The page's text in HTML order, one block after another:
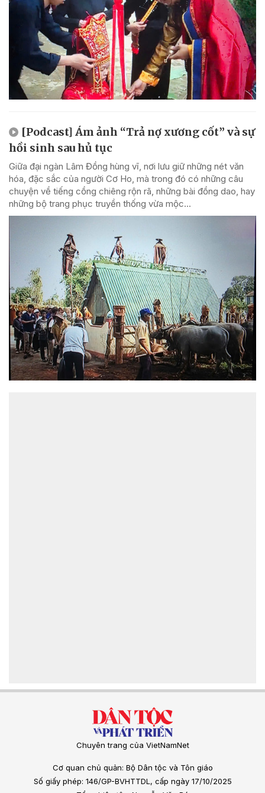
[Podcast] Ám ảnh “Trả nợ xương cốt” và sự
hồi sinh sau hủ tục
Giữa đại ngàn Lâm Đồng hùng vĩ, nơi lưu giữ những nét văn
hóa, đặc sắc của người Cơ Ho, mà trong đó có những câu
chuyện về tiếng cồng chiêng rộn rã, những bài đồng dao, hay
những bộ trang phục truyền thống vừa mộc...
Chuyên trang của VietNamNet
Cơ quan chủ quản: Bộ Dân tộc và Tôn giáo
Số giấy phép: 146/GP-BVHTTDL, cấp ngày 17/10/2025